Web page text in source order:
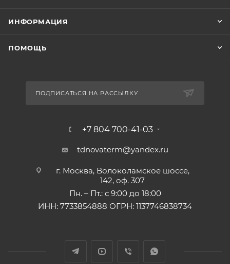
ИНФОРМАЦИЯ
ПОМОЩЬ
ПОДПИСАТЬСЯ НА РАССЫЛКУ
+7 804 700-41-03
tdnovaterm@yandex.ru
г. Москва, Волоколамское шоссе,
142, оф. 307
Пн. – Пт.: с 9:00 до 18:00
ИНН: 7733854888 ОГРН: 1137746838734